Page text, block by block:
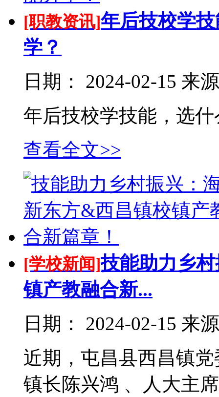
[职教资讯]年后技校学
学？
日期： 2024-02-15 来
年后技校学技能，选
查看全文>>
[学校新闻]技能助力乡
镇产教融合新...
日期： 2024-02-15 来
近期，屯昌县西昌镇
镇长陈兴鸿 、人大主